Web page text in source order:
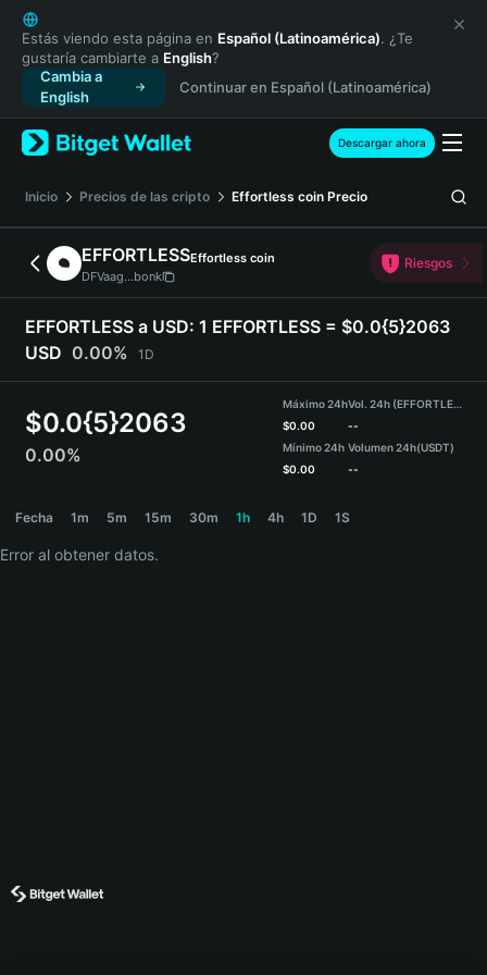
English
日本語
Tiếng Việt
Русский
Español (Latinoamérica)
Türkçe
Français
Deutsch
简体中文
繁體中文
Português (Portugal)
Bahasa Indonesia
ภาษาไทย
हिन्दी
Español
Português (Brasil)
Estás viendo esta página en Español (Latinoamérica). ¿Te
gustaría cambiarte a English?
Cambia a
English
Continuar en Español (Latinoamérica)
Descargar ahora
Inicio Precios de las cripto Effortless coin Precio
EFFORTLESSEffortless coin
DFVaag...bonk
Riesgos
EFFORTLESS a USD: 1 EFFORTLESS = $0.0{5}2063
USD 0.00% 1D
$0.0{5}2063
0.00%
Máximo 24h
$0.00
Mínimo 24h
$0.00
Vol. 24h (EFFORTLESS)
--
Volumen 24h(USDT)
--
Fecha 1m 5m 15m 30m 1h 4h 1D 1S
Error al obtener datos.